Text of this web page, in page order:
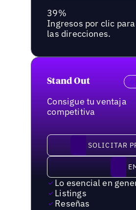
39%
Ingresos por clic
las direcciones.
Stand Out
Consigue tu ventaja
competitiva
solicitar preciosSOLICITAR
Empezar
Lo esencial en
Listings
Reseñas